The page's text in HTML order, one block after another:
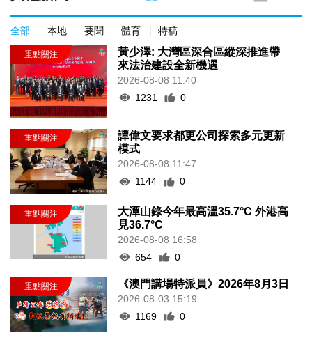
全部 本地 要聞 體育 特稿
黃少澤: 大灣區深合區縱深推進帶
來法治建設全新機遇
2026-08-08 11:40
1231
0
譚偉文要求都更公司探索多元更新
模式
2026-08-08 11:47
1144
0
大潭山錄今年最高溫35.7°C 外港高
見36.7°C
2026-08-08 16:58
654
0
《澳門講場特派員》2026年8月3日
2026-08-03 15:19
1169
0